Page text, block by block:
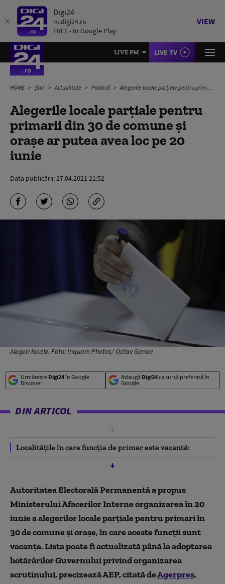
Digi24
m.digi24.ro
FREE - In Google Play
VIEW
LIVE FM LIVE TV
HOME Știri Actualitate Politică Alegerile locale parțiale pentru primarii din 30 de comune şi oraşe ar putea avea loc pe 20 iunie
Alegerile locale parțiale pentru
primarii din 30 de comune şi
oraşe ar putea avea loc pe 20
iunie
Data publicării:27.04.2021 21:52
Alegeri locale. Foto: Inquam Photos/ Octav Ganea
Urmărește Digi24în Google
Discover
Adaugă Digi24ca sursă preferată în
Google
DIN ARTICOL
Localitățile în care funcţia de primar este vacantă:
Autoritatea Electorală Permanentă a propus
Ministerului Afacerilor Interne organizarea în 20
iunie a alegerilor locale parţiale pentru primari în
30 de comune şi oraşe, în care aceste funcţii sunt
vacanțe. Lista poate fi actualizată până la adoptarea
hotărârilor Guvernului privind organizarea
scrutinului, precizează AEP, citată deAgerpres.